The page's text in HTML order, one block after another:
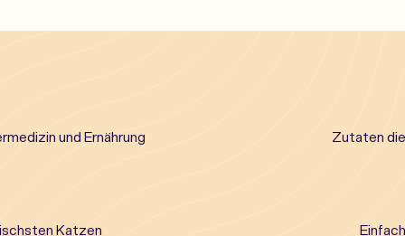
und Ernährung Zutaten
Katzen